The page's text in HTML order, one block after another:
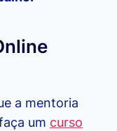
a mentoria
um curso